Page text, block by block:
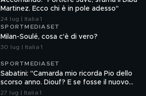
Martinez. Ecco chi è in pole adesso"
24 lug | Italia 1
SPORTMEDIASET
Milan-Soulé, cosa c'è di vero?
30 lug | Italia 1
SPORTMEDIASET
Sabatini: "Camarda mio ricorda Pio dello
scorso anno. Diouf? E se fosse il nuovo
Dumfries?"
27 lug | Italia 1